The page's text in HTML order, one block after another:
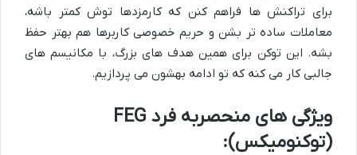
برای تراکنش ها فراهم کنن که کارمزدها توش کمتر باشه،
معاملات ساده تر بشن و حریم خصوصی کاربرها هم بهتر حفظ
بشه. این توکن برای همین هدف های بزرگ، با مکانیسم های
جالبی کار می کنه که تو ادامه بهشون می پردازیم.
ویژگی های منحصربه فرد FEG
(توکنومیکس):